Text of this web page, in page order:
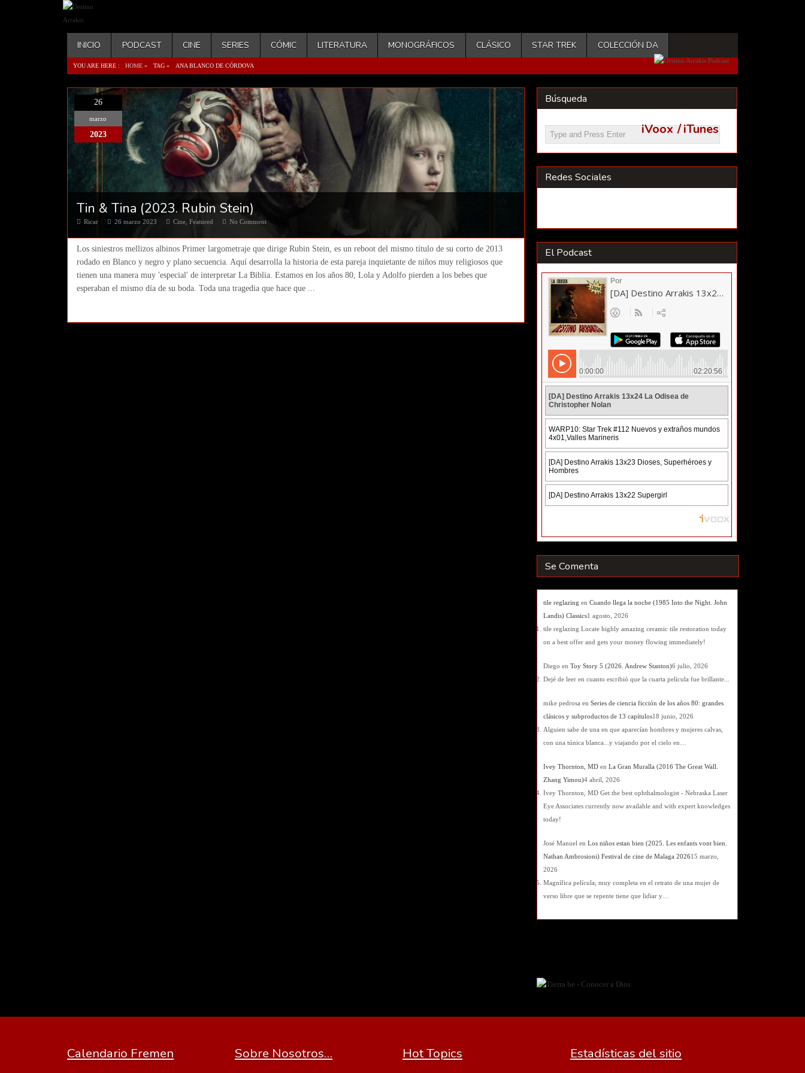
iVoox /iTunes
INICIO PODCAST CINE SERIES CÓMIC LITERATURA MONOGRÁFICOS CLÁSICO STAR TREK COLECCIÓN DA
YOU ARE HERE : HOME » TAG » ANA BLANCO DE CÓRDOVA
26
marzo
2023
Tin & Tina (2023. Rubin Stein)
Ricar 26 marzo 2023 Cine ,Featured No Comment
Los siniestros mellizos albinos Primer largometraje que dirige Rubin Stein, es un reboot del mismo título de su corto de 2013
rodado en Blanco y negro y plano secuencia. Aquí desarrolla la historia de esta pareja inquietante de niños muy religiosos que
tienen una manera muy 'especial' de interpretar La Biblia. Estamos en los años 80, Lola y Adolfo pierden a los bebes que
esperaban el mismo día de su boda. Toda una tragedia que hace que ...
Búsqueda
Redes Sociales
El Podcast
Se Comenta
tile reglazing en Cuando llega la noche (1985 Into the Night. John
Landis) Classics1 agosto, 2026
tile reglazing Locate highly amazing ceramic tile restoration today
on a best offer and gets your money flowing immediately!
Diego en Toy Story 5 (2026. Andrew Stanton)6 julio, 2026
Dejé de leer en cuanto escribió que la cuarta película fue brillante...
mike pedrosa en Series de ciencia ficción de los años 80: grandes
clásicos y subproductos de 13 capítulos18 junio, 2026
Alguien sabe de una en que aparecían hombres y mujeres calvas,
con una túnica blanca...y viajando por el cielo en…
Ivey Thornton, MD en La Gran Muralla (2016 The Great Wall.
Zhang Yimou)4 abril, 2026
Ivey Thornton, MD Get the best ophthalmologist - Nebraska Laser
Eye Associates currently now available and with expert knowledges
today!
José Manuel en Los niños estan bien (2025. Les enfants vont bien.
Nathan Ambrosioni) Festival de cine de Malaga 202615 marzo,
2026
Magnífica película; muy completa en el retrato de una mujer de
verso libre que se repente tiene que lidiar y…
Calendario Fremen Sobre Nosotros… Hot Topics Estadísticas del sitio